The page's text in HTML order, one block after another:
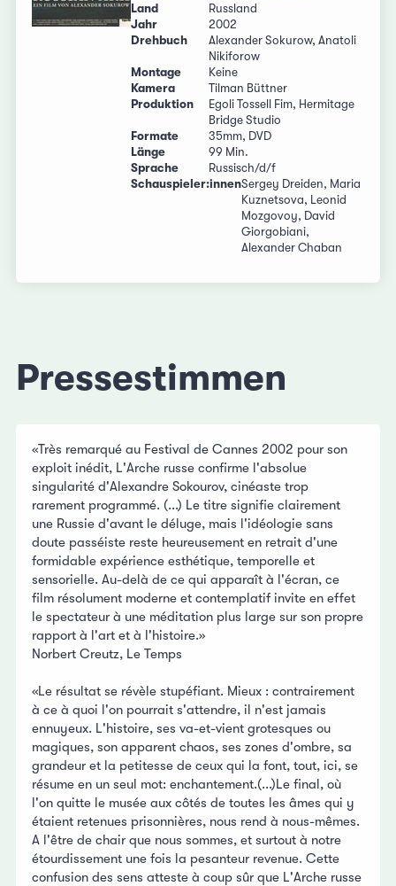
Land
Russland
Jahr
2002
Drehbuch
Alexander Sokurow, Anatoli
Nikiforow
Montage
Keine
Kamera
Tilman Büttner
Produktion
Egoli Tossell Fim, Hermitage
Bridge Studio
Formate
35mm, DVD
Länge
99 Min.
Sprache
Russisch/d/f
Schauspieler:innenSergey Dreiden, Maria
Kuznetsova, Leonid
Mozgovoy, David
Giorgobiani,
Alexander Chaban
Pressestimmen
«Très remarqué au Festival de Cannes 2002 pour son
exploit inédit, L'Arche russe confirme l'absolue
singularité d'Alexandre Sokourov, cinéaste trop
rarement programmé. (...) Le titre signifie clairement
une Russie d'avant le déluge, mais l'idéologie sans
doute passéiste reste heureusement en retrait d'une
formidable expérience esthétique, temporelle et
sensorielle. Au-delà de ce qui apparaît à l'écran, ce
film résolument moderne et contemplatif invite en effet
le spectateur à une méditation plus large sur son propre
rapport à l'art et à l'histoire.»
Norbert Creutz, Le Temps
«Le résultat se révèle stupéfiant. Mieux : contrairement
à ce à quoi l'on pourrait s'attendre, il n'est jamais
ennuyeux. L'histoire, ses va-et-vient grotesques ou
magiques, son apparent chaos, ses zones d'ombre, sa
grandeur et la petitesse de ceux qui la font, tout, ici, se
résume en un seul mot: enchantement.(...)Le final, où
l'on quitte le musée aux côtés de toutes les âmes qui y
étaient retenues prisonnières, nous rend à nous-mêmes.
A l'être de chair que nous sommes, et surtout à notre
étourdissement une fois la pesanteur revenue. Cette
confusion des sens atteste à coup sûr que L'Arche russe